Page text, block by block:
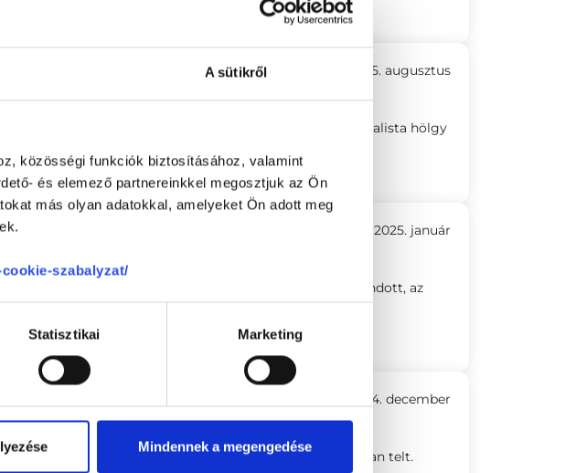
A sütikről
közösségi funkciók biztosításához, valamint
és elemező partnereinkkel megosztjuk az Ön
más olyan adatokkal, amelyeket Ön adott meg
szabalyzat/
Statisztikai Marketing
Mindennek a megengedése
2025. augusztus
hozzáértő volt a vizsgálatot végző ultrahang specialista hölgy
2025. január
hölgy nagyon kedves volt, mindent részletesen elmondott, az
kezdődött.
2024. december
türelmes, alapos, a babamozi nagyon jó hangulatban telt.